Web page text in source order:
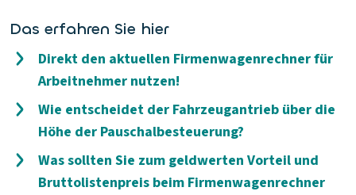
Das erfahren Sie hier
Direkt den aktuellen Firmenwagenrechner für
Arbeitnehmer nutzen!
Wie entscheidet der Fahrzeugantrieb über die
Höhe der Pauschalbesteuerung?
Was sollten Sie zum geldwerten Vorteil und
Bruttolistenpreis beim Firmenwagenrechner